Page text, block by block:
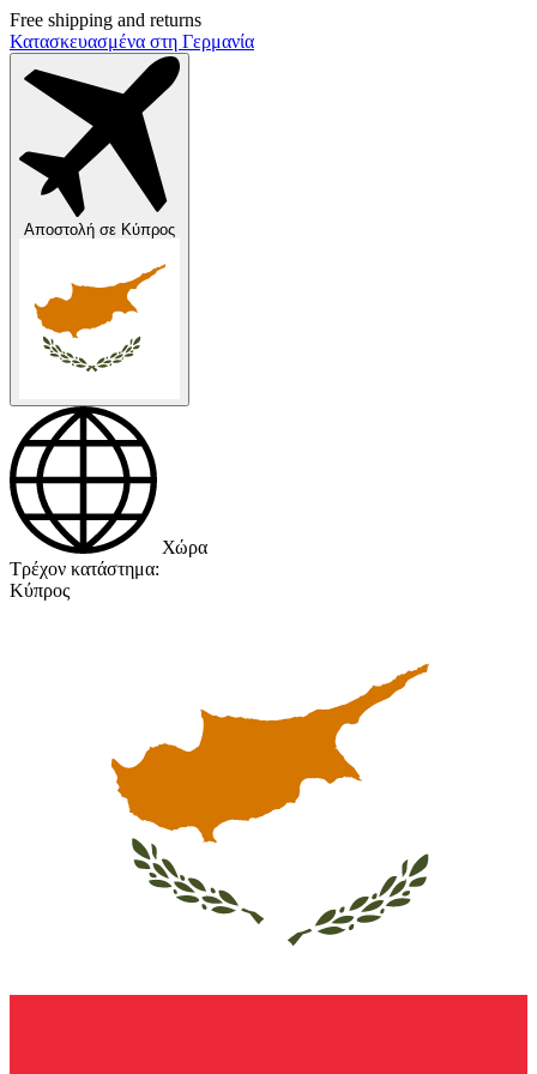
Free shipping and returns
Κατασκευασμένα στη Γερμανία
Αποστολή σε Κύπρος
Χώρα
Τρέχον κατάστημα:
Κύπρος